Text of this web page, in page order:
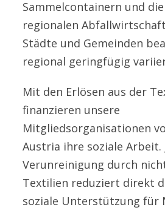
Sammelcontainern und
regionalen
Städte und Gemeinden
regional geringfügig
Mit den Erlösen aus der
finanzieren unsere
Mitgliedsorganisationen
Austria ihre soziale Arbeit.
Verunreinigung durch
Textilien reduziert direkt
soziale Unterstützung für